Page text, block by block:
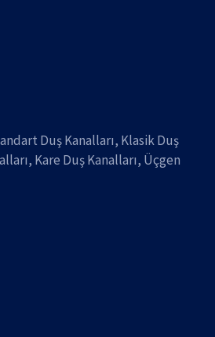
Duş Kanalları, Klasik Duş
Kare Duş Kanalları, Üçgen